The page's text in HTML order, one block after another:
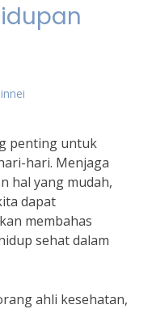
penting untuk
hari. Menjaga
hal yang mudah,
dapat
membahas
sehat dalam
ahli kesehatan,